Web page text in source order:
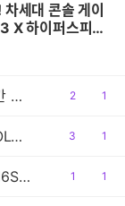
세대 콘솔 게이
X 하이퍼스피
출시!
[네이버] 갤럭시북4 타임딜 내일 단 4시간 타임딜 특가 진행!
공
2
댓1
★2026 ASUS 월첫세일 특가!! ASUS OLED 젠북 A16 UX3607QA 4가지 시리즈
공
3
댓1
★ 월첫세일 단독특가 139만!!니트로 V 16S AI 게이밍노트북 R7 260 RTX5060 512GB / 16GB
공1
댓1